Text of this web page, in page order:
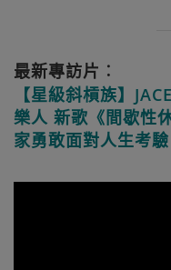
最新專訪片︰
【星級斜槓族】
樂人 新歌《間歇性
家勇敢面對人生考驗